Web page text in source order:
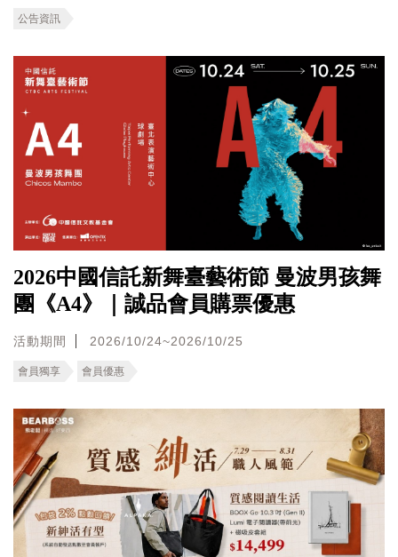
公告資訊
2026中國信託新舞臺藝術節 曼波男孩舞
團《A4》｜誠品會員購票優惠
活動期間 2026/10/24~2026/10/25
會員獨享 會員優惠